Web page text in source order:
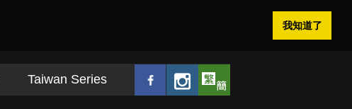
我知道了
Taiwan Series